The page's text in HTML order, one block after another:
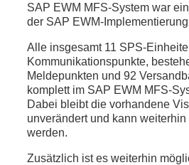
SAP EWM MFS-System war
der SAP EWM-
Alle insgesamt 11 SPS-
Kommunikationspunkte,
Meldepunkten und 92
komplett im SAP EWM MFS-
Dabei bleibt die vorhandene
unverändert und kann
werden.
Zusätzlich ist es weiterhin